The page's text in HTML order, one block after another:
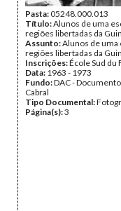
Pasta:05248.000.013
Título:Alunos de uma
regiões libertadas da
Assunto:Alunos de uma
regiões libertadas da
Inscrições:École Sud du
Data: 1963 - 1973
Fundo:DAC -
Cabral
Tipo Documental:
Página(s):3